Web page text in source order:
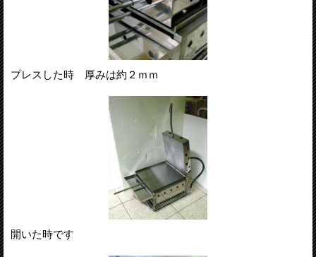
プレスした時 厚みは約２ｍｍ
開いた時です